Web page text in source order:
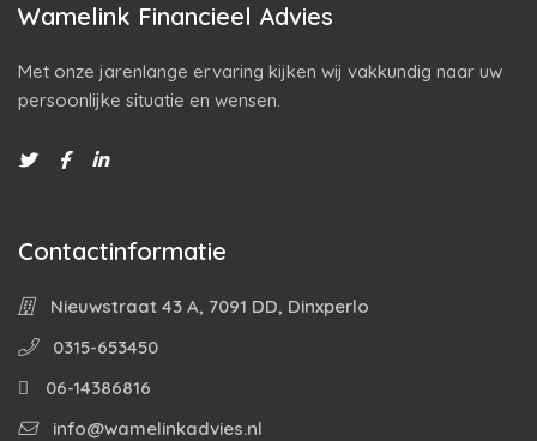
Wamelink Financieel Advies
Met onze jarenlange ervaring kijken wij vakkundig naar uw
persoonlijke situatie en wensen.
Contactinformatie
Nieuwstraat 43 A, 7091 DD, Dinxperlo
0315-653450
06-14386816
info@wamelinkadvies.nl